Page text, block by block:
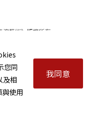
演藝術》版權所有
Reserved
辦單位公告為準。
著作權聲明
您同
及相
與使用
我同意